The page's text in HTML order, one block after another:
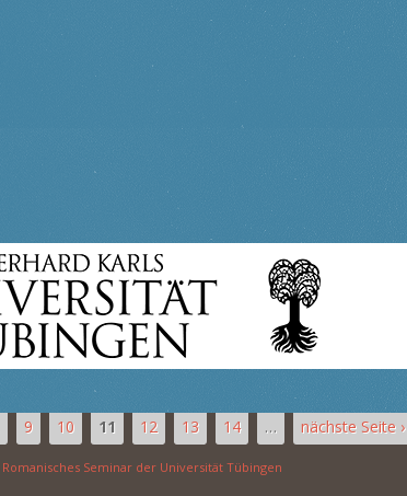
9 10 11 12 13 14 … nächste Seite ›
Romanisches Seminar der Universität Tübingen